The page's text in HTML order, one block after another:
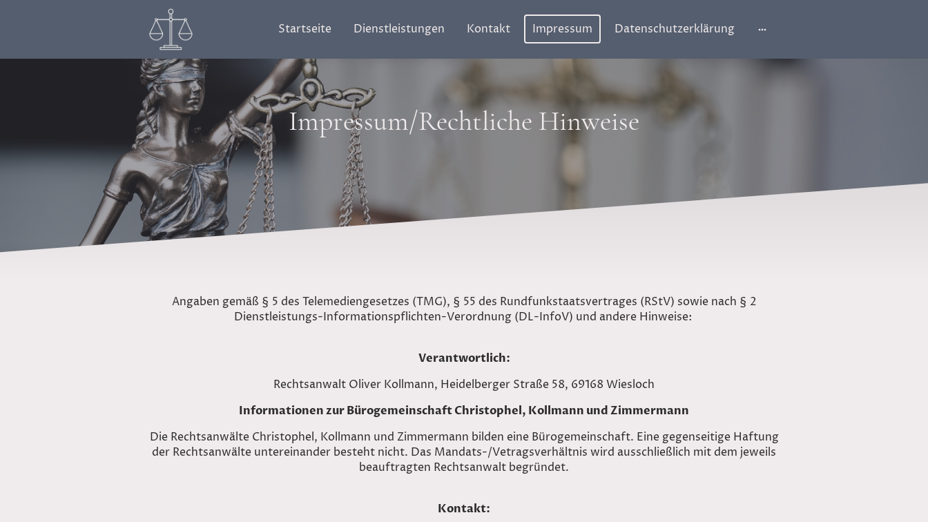
Startseite Dienstleistungen Kontakt Impressum Datenschutzerklärung
Impressum/Rechtliche Hinweise
Angaben gemäß § 5 des Telemediengesetzes (TMG), § 55 des Rundfunkstaatsvertrages (RStV) sowie nach § 2
Dienstleistungs-Informationspflichten-Verordnung (DL-InfoV) und andere Hinweise:
Verantwortlich:
Rechtsanwalt Oliver Kollmann, Heidelberger Straße 58, 69168 Wiesloch
Informationen zur Bürogemeinschaft Christophel, Kollmann und Zimmermann
Die Rechtsanwälte Christophel, Kollmann und Zimmermann bilden eine Bürogemeinschaft. Eine gegenseitige Haftung
der Rechtsanwälte untereinander besteht nicht. Das Mandats-/Vetragsverhältnis wird ausschließlich mit dem jeweils
beauftragten Rechtsanwalt begründet.
Kontakt: